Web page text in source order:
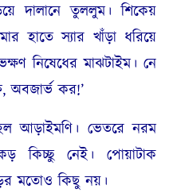
দালানে তুললুম। শিকেয়
হাতে স্যার খাঁড়া ধরিয়ে
নিষেধের মাঝটাইম। নে
অবজার্ভ কর!’
ভেতরে নরম
কিচ্ছু নেই। পোয়াটাক
মতোও কিছু নয়।